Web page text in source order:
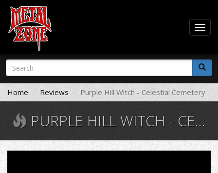
Skip
main
content
Search
form
Search
Home Reviews Purple Hill Witch - Celestial Cemetery
PURPLE HILL WITCH - CELESTIAL CEMETERY